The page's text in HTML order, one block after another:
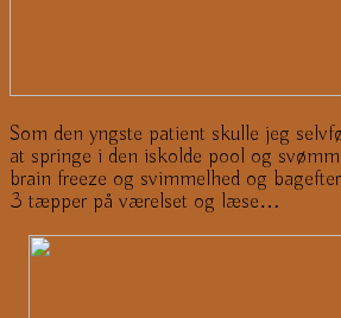
Som den yngste patient skulle jeg
at springe i den iskolde pool og
brain freeze og svimmelhed og
3 tæpper på værelset og læse…